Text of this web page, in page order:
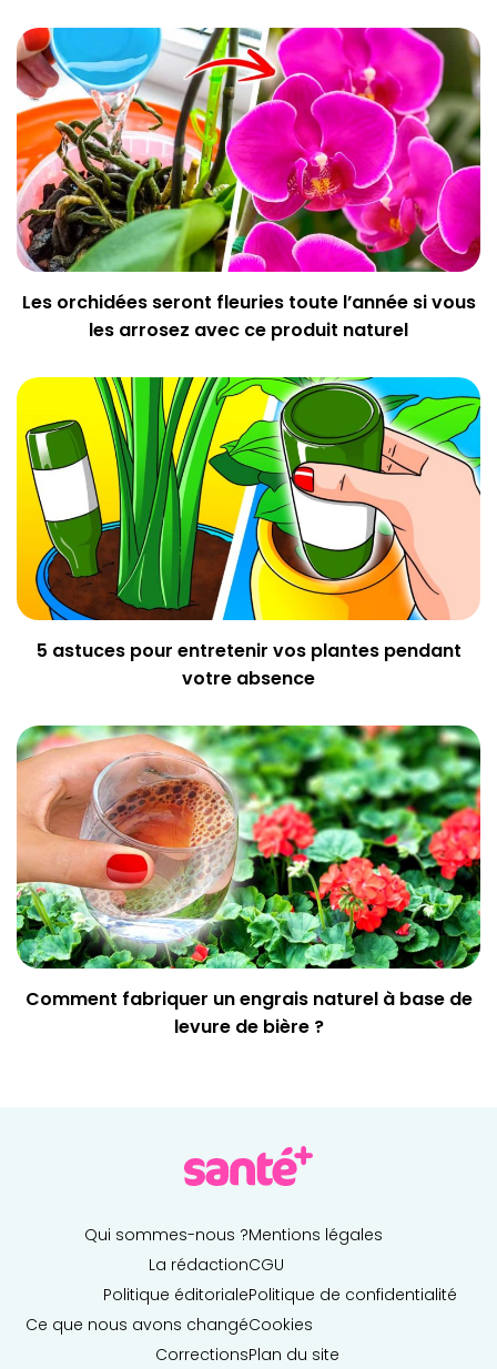
Les orchidées seront fleuries toute l’année si vous
les arrosez avec ce produit naturel
5 astuces pour entretenir vos plantes pendant
votre absence
Comment fabriquer un engrais naturel à base de
levure de bière ?
Qui sommes-nous ?
La rédaction
Politique éditoriale
Ce que nous avons changé
Corrections
Mentions légales
CGU
Politique de confidentialité
Cookies
Plan du site